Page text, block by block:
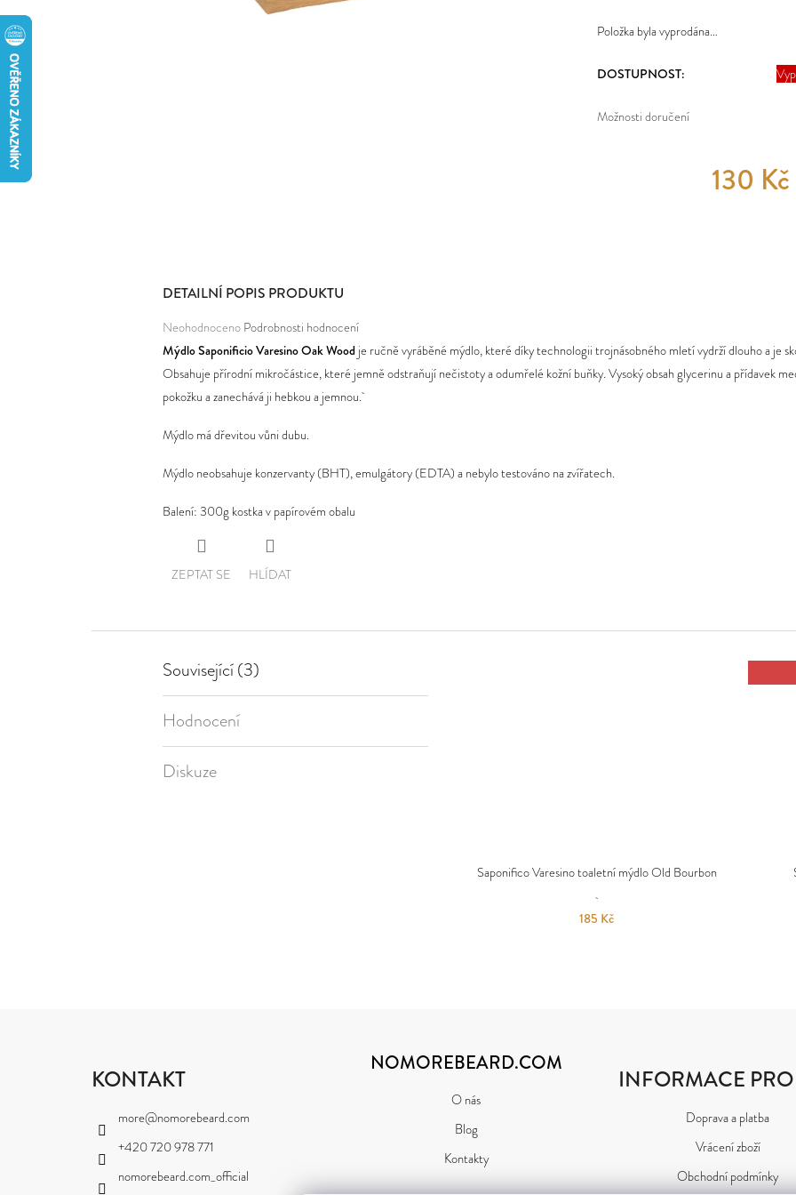
Položka byla vyprodána…
DOSTUPNOST:
Možnosti doručení
130 Kč
DETAILNÍ POPIS PRODUKTU
Průměrné
hodnocení
produktu
je
z
5
hvězdiček.
Neohodnoceno Podrobnosti hodnocení
Mýdlo Saponificio Varesino Oak Wood je ručně vyráběné mýdlo, které díky technologii trojnásobného mletí vydrží dlouho a je
Obsahuje přírodní mikročástice, které jemně odstraňují nečistoty a odumřelé kožní buňky. Vysoký obsah glycerinu a přídavek
pokožku a zanechává ji hebkou a jemnou.
Mýdlo má dřevitou vůni dubu.
Mýdlo neobsahuje konzervanty (BHT), emulgátory (EDTA) a nebylo testováno na zvířatech.
Balení: 300g kostka v papírovém obalu
ZEPTAT SE HLÍDAT
Související (3)
Hodnocení
Diskuze
Saponifico Varesino toaletní mýdlo Old Bourbon
185 Kč
KONTAKT
more@nomorebeard.com
+420 720 978 771
nomorebeard.com_official
NOMOREBEARD.COM
O nás
Blog
Kontakty
INFORMACE
Doprava a platba
Vrácení zboží
Obchodní podmínky